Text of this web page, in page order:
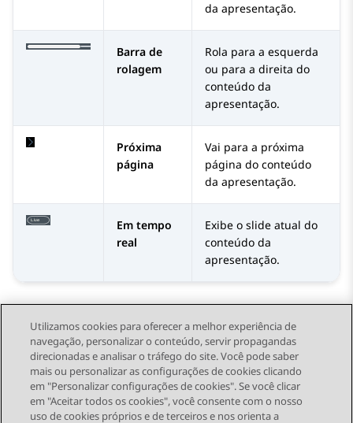
da apresentação.
Barra de
rolagem
Rola para a esquerda
ou para a direita do
conteúdo da
apresentação.
Próxima
página
Vai para a próxima
página do conteúdo
da apresentação.
Em tempo
real
Exibe o slide atual do
conteúdo da
apresentação.
Send Feedback
Utilizamos cookies para oferecer a melhor experiência de
navegação, personalizar o conteúdo, servir propagandas
direcionadas e analisar o tráfego do site. Você pode saber
mais ou personalizar as configurações de cookies clicando
em "Personalizar configurações de cookies". Se você clicar
em "Aceitar todos os cookies", você consente com o nosso
uso de cookies próprios e de terceiros e nos orienta a